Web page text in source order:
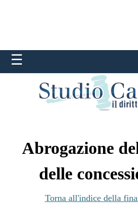
Abrogazione
delle
Torna all'indice della